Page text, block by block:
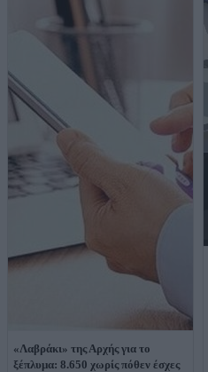
«Λαβράκι» της Αρχής για το
ξέπλυμα: 8.650 χωρίς πόθεν έσχες